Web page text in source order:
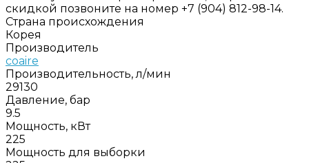
скидкой позвоните на номер +7 (904) 812-98-14.
Страна происхождения
Корея
Производитель
coaire
Производительность, л/мин
29130
Давление, бар
9.5
Мощность, кВт
225
Мощность для выборки